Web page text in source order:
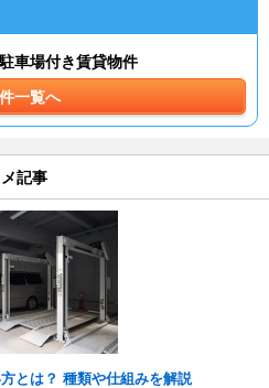
車場付き賃貸物件
一覧へ
記事
とは？ 種類や仕組みを解説